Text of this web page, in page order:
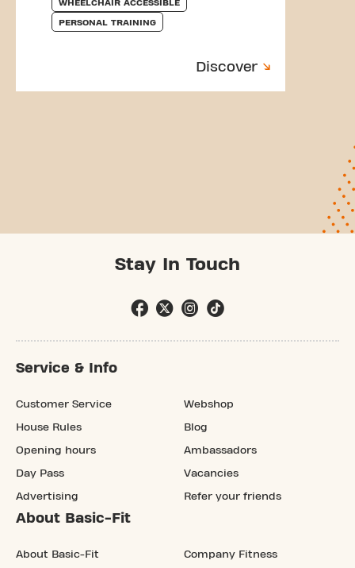
WHEELCHAIR ACCESSIBLE
PERSONAL TRAINING
Discover
Stay In Touch
Service & Info
Customer Service
House Rules
Opening hours
Day Pass
Advertising
Webshop
Blog
Ambassadors
Vacancies
Refer your friends
About Basic-Fit
About Basic-Fit Company Fitness